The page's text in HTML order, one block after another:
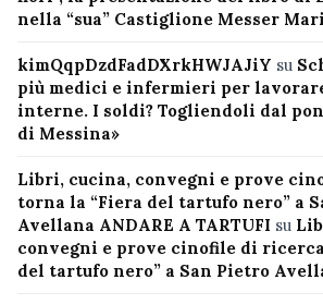
nella “sua” Castiglione Messer
kimQqpDzdFadDXrkHWJAJiY su
più medici e infermieri per
interne. I soldi? Togliendoli dal
di Messina»
Libri, cucina, convegni e prove
torna la “Fiera del tartufo nero” a
Avellana ANDARE A TARTUFI su
convegni e prove cinofile di
del tartufo nero” a San Pietro